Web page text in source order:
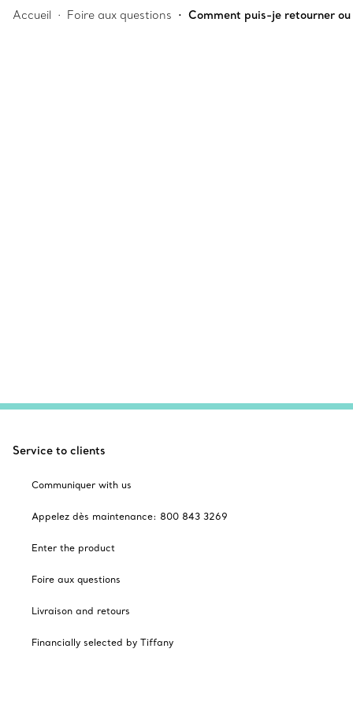
Accueil Foire aux questions Comment puis-je retourner
Service to clients
Communiquer with us
Appelez dès maintenance: 800 843 3269
Enter the product
Foire aux questions
Livraison and retours
Financially selected by Tiffany